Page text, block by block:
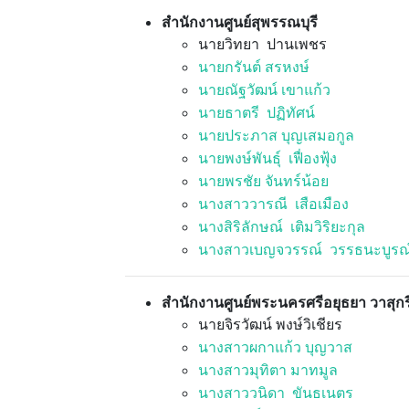
สำนักงานศูนย์สุพรรณบุรี
นายวิทยา ปานเพชร
นายกรันต์ สรหงษ์
นายณัฐวัฒน์ เขาแก้ว
นายธาตรี ปฏิทัศน์
นายประภาส บุญเสมอกูล
นายพงษ์พันธุ์ เฟื่องฟุ้ง
นายพรชัย จันทร์น้อย
นางสาววารณี เสือเมือง
นางสิริลักษณ์ เติมวิริยะกุล
นางสาวเบญจวรรณ์ วรรธนะบูร
สำนักงานศูนย์พระนครศรีอยุธยา วาสุก
นายจิรวัฒน์ พงษ์วิเชียร
นางสาวผกาแก้ว บุญวาส
นางสาวมุทิตา มาทมูล
นางสาววนิดา ขันธเนตร